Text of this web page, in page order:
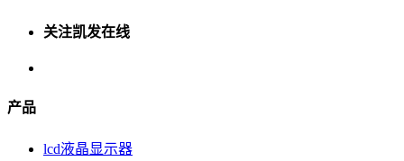
关注凯发在线
产品
lcd液晶显示器